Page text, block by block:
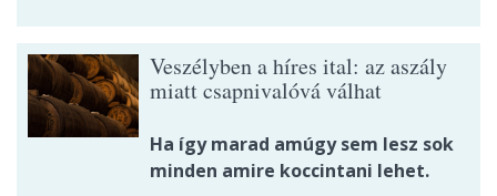
Veszélyben a híres ital: az aszály
miatt csapnivalóvá válhat
Ha így marad amúgy sem lesz sok
minden amire koccintani lehet.